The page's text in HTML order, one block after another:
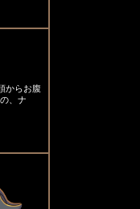
からお腹
、ナ